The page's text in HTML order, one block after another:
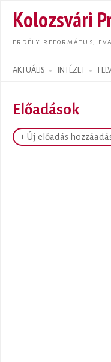
Kolozsvári
ERDÉLY REFORMÁTUS,
AKTUÁLIS INTÉZET
Search form
Előadások
+ Új előadás